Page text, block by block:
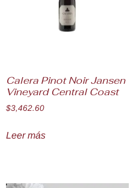
Calera Pinot Noir Jansen
Vineyard Central Coast
$3,462.60
Leer más